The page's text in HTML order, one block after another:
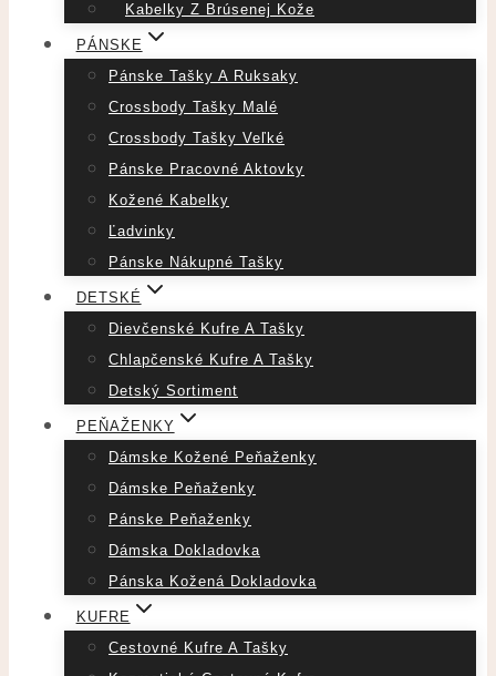
Kabelky Z Brúsenej Kože
PÁNSKE
Pánske Tašky A Ruksaky
Crossbody Tašky Malé
Crossbody Tašky Veľké
Pánske Pracovné Aktovky
Kožené Kabelky
Ľadvinky
Pánske Nákupné Tašky
DETSKÉ
Dievčenské Kufre A Tašky
Chlapčenské Kufre A Tašky
Detský Sortiment
PEŇAŽENKY
Dámske Kožené Peňaženky
Dámske Peňaženky
Pánske Peňaženky
Dámska Dokladovka
Pánska Kožená Dokladovka
KUFRE
Cestovné Kufre A Tašky